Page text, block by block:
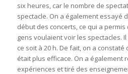
six heures, car le nombre de
spectacle. On a également essayé
début des concerts, ce qui a
gens voulaient voir les spectacles.
ce soit à 20 h. De fait, on a constaté
était plus efficace. On a également
expériences et tiré des